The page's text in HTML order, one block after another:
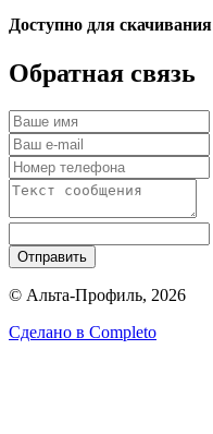
Доступно для скачивания
Обратная связь
Отправить
© Альта-Профиль, 2026
Сделано в Completo